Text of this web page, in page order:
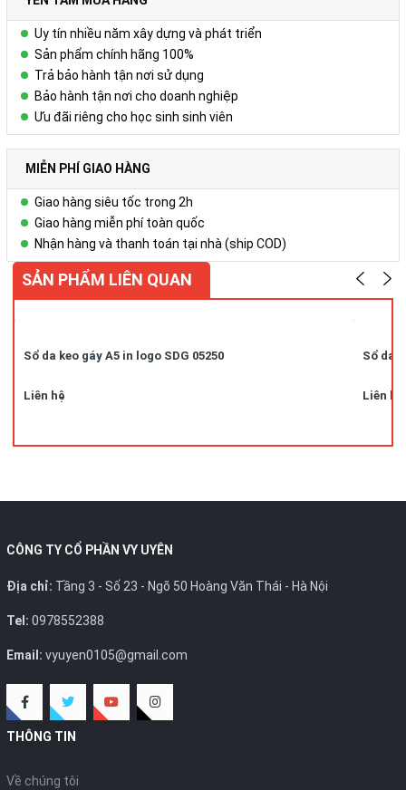
Công ty Cổ phần Vy Uyên
DC: Số 23, ngõ 50 Hoàng Văn Thái, Khương Mai, Thanh Xuân, Hà
Nội
Hotline/zalo : 0978.552.388 ( Ms Uyên)
Uy tín nhiều năm xây dựng và phát triển
Sản phẩm chính hãng 100%
Trả bảo hành tận nơi sử dụng
Bảo hành tận nơi cho doanh nghiệp
Ưu đãi riêng cho học sinh sinh viên
MIỄN PHÍ GIAO HÀNG
Giao hàng siêu tốc trong 2h
Giao hàng miễn phí toàn quốc
Nhận hàng và thanh toán tại nhà (ship COD)
SẢN PHẨM LIÊN QUAN
Sổ da keo gáy A5 in logo SDG 05250
Liên hệ
Sổ da
Liên hệ
CÔNG TY CỔ PHẦN VY UYÊN
Địa chỉ: Tầng 3 - Số 23 - Ngõ 50 Hoàng Văn Thái - Hà Nội
Tel: 0978552388
Email: vyuyen0105@gmail.com
THÔNG TIN
Về chúng tôi